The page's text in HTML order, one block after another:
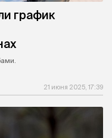
график
21 июня 2025, 17:39